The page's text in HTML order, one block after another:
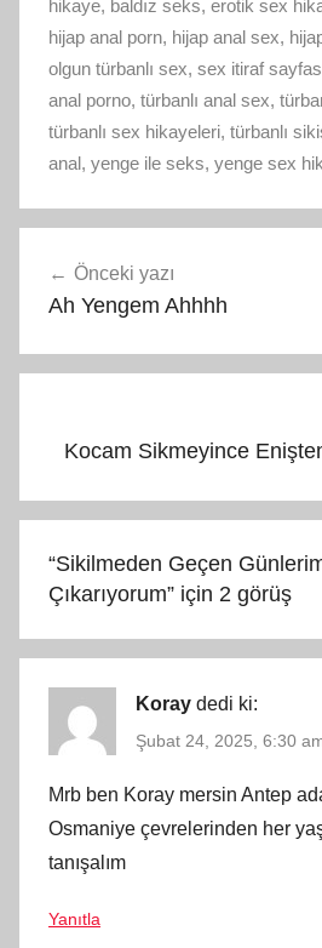
hikaye, baldız seks, erotik sex
hijap anal porn, hijap anal sex,
olgun türbanlı sex, sex itiraf
anal porno, türbanlı anal sex,
türbanlı sex hikayeleri, türbanlı
anal, yenge ile seks, yenge sex
gezinmesi
Önceki yazı
Ah Yengem Ahhhh
Kocam Sikmeyince
“Sikilmeden Geçen
Çıkarıyorum” için 2 görüş
Koray dedi ki:
Şubat 24, 2025, 6:30
Mrb ben Koray mersin Antep
Osmaniye çevrelerinden her
tanışalım
Yanıtla